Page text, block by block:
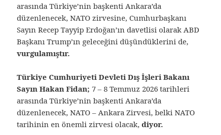
arasında Türkiye’nin başkenti Ankara’da
düzenlenecek, NATO zirvesine, Cumhurbaşkanı
Sayın Recep Tayyip Erdoğan’ın davetlisi olarak ABD
Başkanı Trump’ın geleceğini düşündüklerini de,
vurgulamıştır.
Türkiye Cumhuriyeti Devleti Dış İşleri Bakanı
Sayın Hakan Fidan; 7 – 8 Temmuz 2026 tarihleri
arasında Türkiye’nin başkenti Ankara’da
düzenlenecek, NATO – Ankara Zirvesi, belki NATO
tarihinin en önemli zirvesi olacak,diyor.